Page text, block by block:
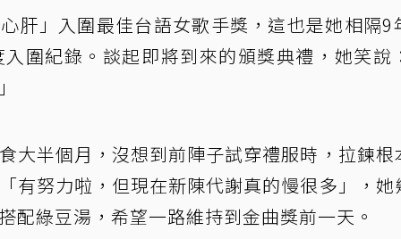
肝」入圍最佳台語女歌手獎，這也是她相隔9
圍紀錄。談起即將到來的頒獎典禮，她笑說
大半個月，沒想到前陣子試穿禮服時，拉鍊根
有努力啦，但現在新陳代謝真的慢很多」，
配綠豆湯，希望一路維持到金曲獎前一天。